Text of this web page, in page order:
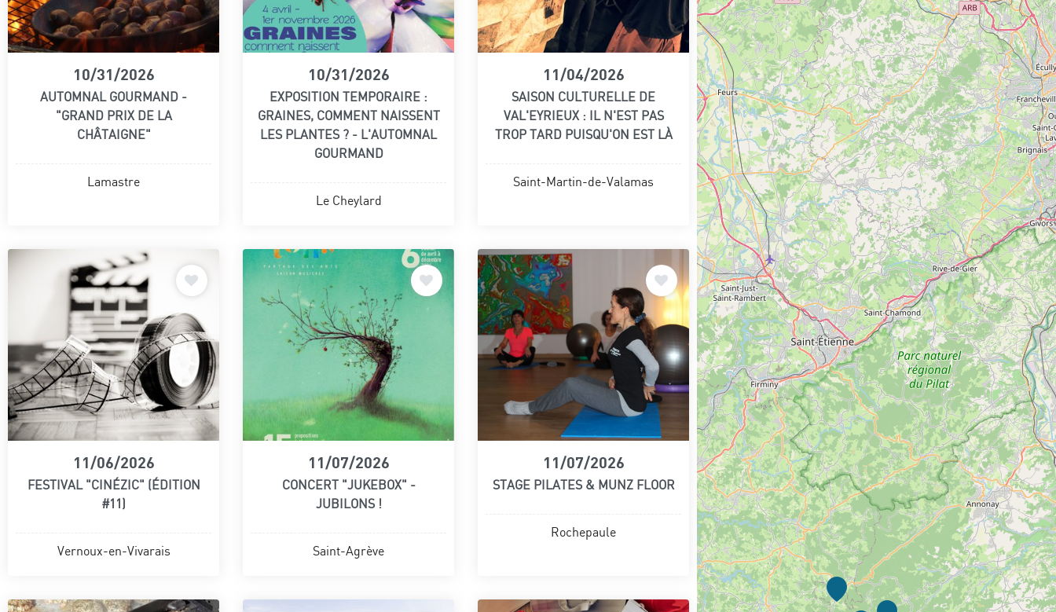
10/31/2026
AUTOMNAL GOURMAND -
"GRAND PRIX DE LA
CHÂTAIGNE"
Lamastre
10/31/2026
EXPOSITION TEMPORAIRE :
GRAINES, COMMENT NAISSENT
LES PLANTES ? - L'AUTOMNAL
GOURMAND
Le Cheylard
11/04/2026
SAISON CULTURELLE DE
VAL'EYRIEUX : IL N'EST PAS
TROP TARD PUISQU'ON EST LÀ
Saint-Martin-de-Valamas
11/06/2026
FESTIVAL "CINÉZIC" (ÉDITION
#11)
Vernoux-en-Vivarais
11/07/2026
CONCERT "JUKEBOX" -
JUBILONS !
Saint-Agrève
11/07/2026
STAGE PILATES & MUNZ FLOOR
Rochepaule